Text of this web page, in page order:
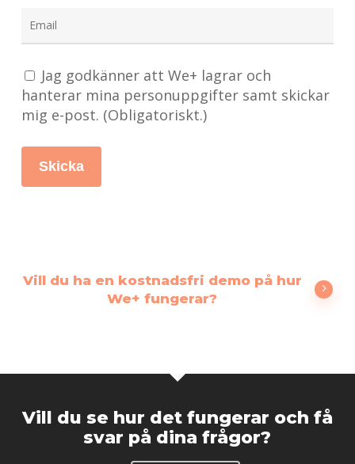
Jag godkänner att We+ lagrar och
hanterar mina personuppgifter samt skickar
mig e-post. (Obligatoriskt.)
Vill du ha en kostnadsfri demo på hur
We+ fungerar?
Vill du se hur det fungerar och få
svar på dina frågor?